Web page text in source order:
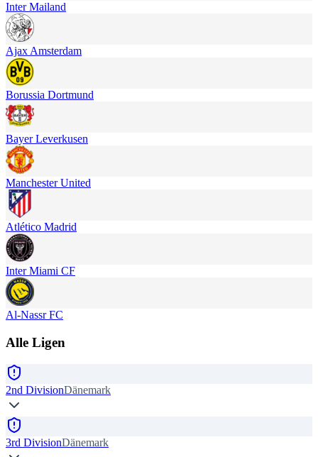
Inter Mailand
Ajax Amsterdam
Borussia Dortmund
Bayer Leverkusen
Manchester United
Atlético Madrid
Inter Miami CF
Al-Nassr FC
Alle Ligen
2nd DivisionDänemark
3rd DivisionDänemark